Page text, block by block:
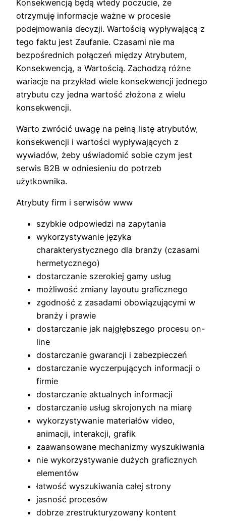
Konsekwencją będą wtedy poczucie, że
otrzymuję informacje ważne w procesie
podejmowania decyzji. Wartością wypływającą z
tego faktu jest Zaufanie. Czasami nie ma
bezpośrednich połączeń między Atrybutem,
Konsekwencją, a Wartością. Zachodzą różne
wariacje na przykład wiele konsekwencji jednego
atrybutu czy jedna wartość złożona z wielu
konsekwencji.
Warto zwrócić uwagę na pełną listę atrybutów,
konsekwencji i wartości wypływających z
wywiadów, żeby uświadomić sobie czym jest
serwis B2B w odniesieniu do potrzeb
użytkownika.
Atrybuty firm i serwisów www
szybkie odpowiedzi na zapytania
wykorzystywanie języka
charakterystycznego dla branży (czasami
hermetycznego)
dostarczanie szerokiej gamy usług
możliwość zmiany layoutu graficznego
zgodność z zasadami obowiązującymi w
branży i prawie
dostarczanie jak najgłębszego procesu on-
line
dostarczanie gwarancji i zabezpieczeń
dostarczanie wyczerpujących informacji o
firmie
dostarczanie aktualnych informacji
dostarczanie usług skrojonych na miarę
wykorzystywanie materiałów video,
animacji, interakcji, grafik
zaawansowane mechanizmy wyszukiwania
nie wykorzystywanie dużych graficznych
elementów
łatwość wyszukiwania całej strony
jasność procesów
dobrze zrestrukturyzowany kontent